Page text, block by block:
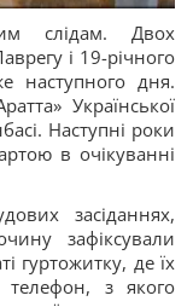
слідам. Двох
і 19-річного
наступного дня.
Української
Наступні роки
в очікуванні
засіданнях,
зафіксували
гуртожитку, де їх
з якого